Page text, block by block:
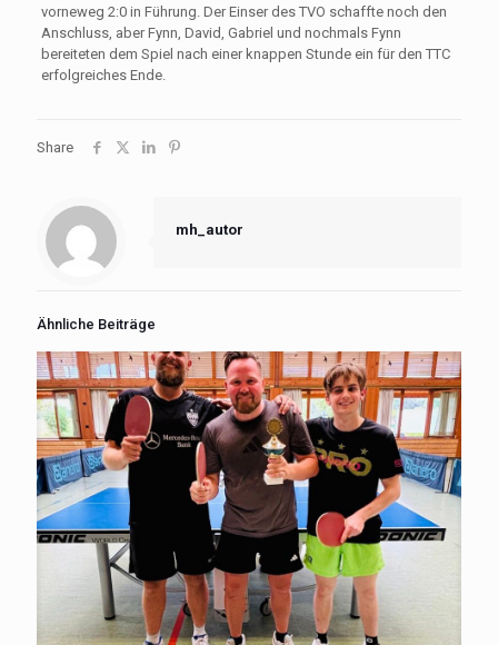
vorneweg 2:0 in Führung. Der Einser des TVO schaffte noch den
Anschluss, aber Fynn, David, Gabriel und nochmals Fynn
bereiteten dem Spiel nach einer knappen Stunde ein für den TTC
erfolgreiches Ende.
Share
mh_autor
Ähnliche Beiträge